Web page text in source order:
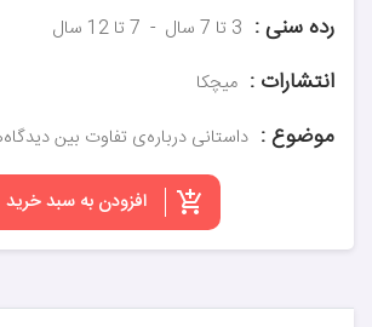
رده سنی : 3 تا 7 سال 7 تا 12 سال
انتشارات : میچکا
موضوع : داستانی درباره‌ی تفاوت بین
افزودن به سبد خرید